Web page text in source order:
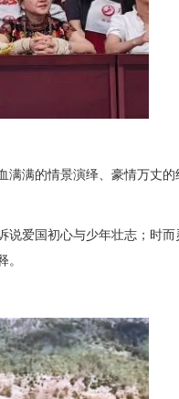
满满的情景演绎、豪情万丈
爱国初心与少年壮志；时
。